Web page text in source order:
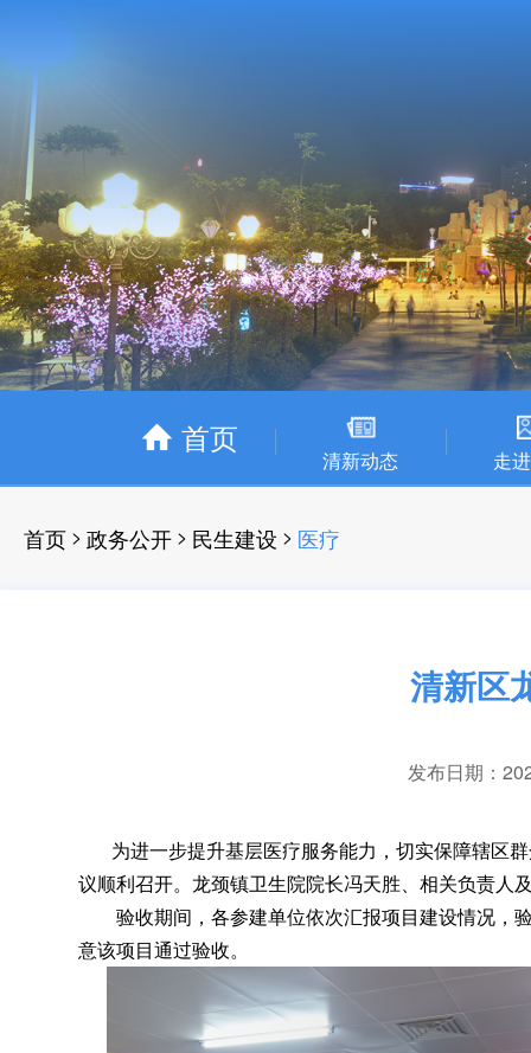
首页
清新动态 走
首页 > 政务公开 > 民生建设 > 医疗
清新区
发布日期：
为进一步提升基层医疗服务能力 ， 切实保障辖区
议顺利召开。龙颈镇卫生院院长冯天胜、相关负责人
验收期间 ， 各参建单位依次汇报项目建设情况，
意该项目通过验收。